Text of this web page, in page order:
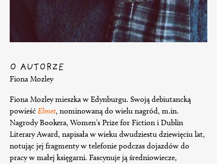
O AUTORZE
Fiona Mozley
Fiona Mozley mieszka w Edynburgu. Swoją debiutancką
powieść Elmet, nominowaną do wielu nagród, m.in.
Nagrody Bookera, Women’s Prize for Fiction i Dublin
Literary Award, napisała w wieku dwudziestu dziewięciu lat,
notując jej fragmenty w telefonie podczas dojazdów do
pracy w małej księgarni. Fascynuje ją średniowiecze,